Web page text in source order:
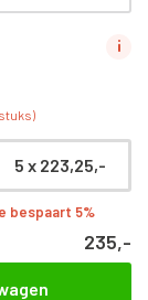
5 x 223,25,-
bespaart 5%
235,-